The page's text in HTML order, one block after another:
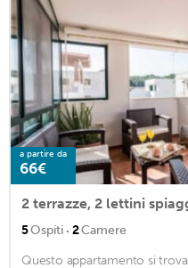
a partire da
66€
5Ospiti · 2Camere
Questo appartamento si